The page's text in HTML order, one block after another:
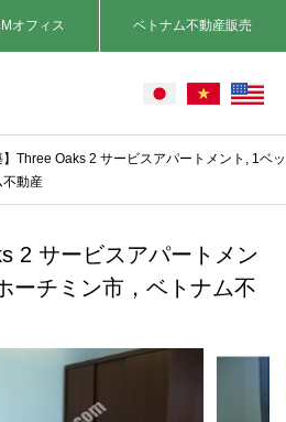
オフィス ベトナム不動産販売
】Three Oaks 2 サービスアパートメント, 1ベッ
不動産
2 サービスアパートメン
ーチミン市，ベトナム不